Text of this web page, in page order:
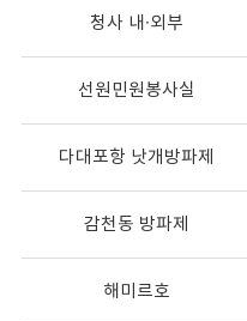
청사 내·외부
선원민원봉사실
다대포항 낫개방파제
감천동 방파제
해미르호